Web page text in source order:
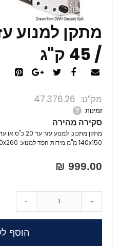
/ 45 ק"ג
מק”ט 47.376.26
זמינות
סקירה מהירה
140x150 מ"מ מידות הפד למנוע: 250x260 מ"מ
999.00 ₪
- +
הוסף